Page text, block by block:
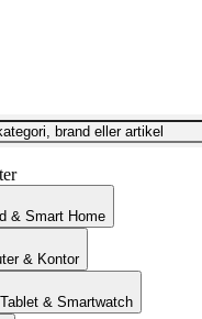
& Smart Home
& Kontor
& Smartwatch